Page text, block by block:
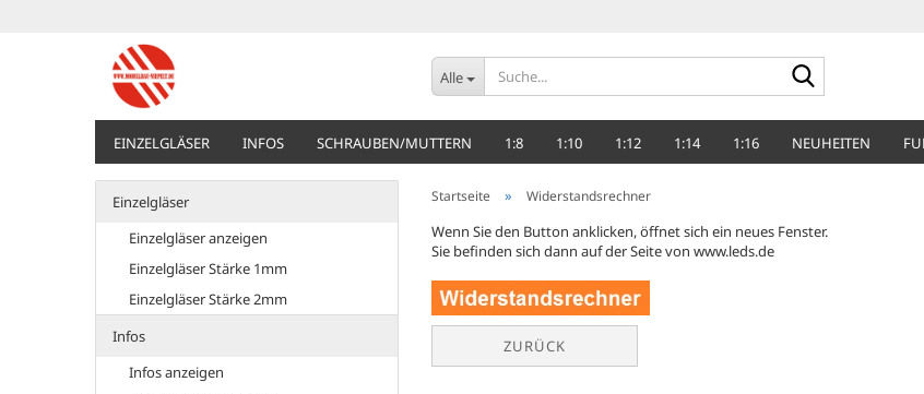
Alle
EINZELGLÄSER INFOS SCHRAUBEN/MUTTERN 1:8 1:10 1:12 1:14 1:16 NEUHEITEN
Startseite » Widerstandsrechner
Wenn Sie den Button anklicken, öffnet sich ein neues Fenster.
Sie befinden sich dann auf der Seite von www.leds.de
ZURÜCK
Einzelgläser
Einzelgläser anzeigen
Einzelgläser Stärke 1mm
Einzelgläser Stärke 2mm
Infos
Infos anzeigen